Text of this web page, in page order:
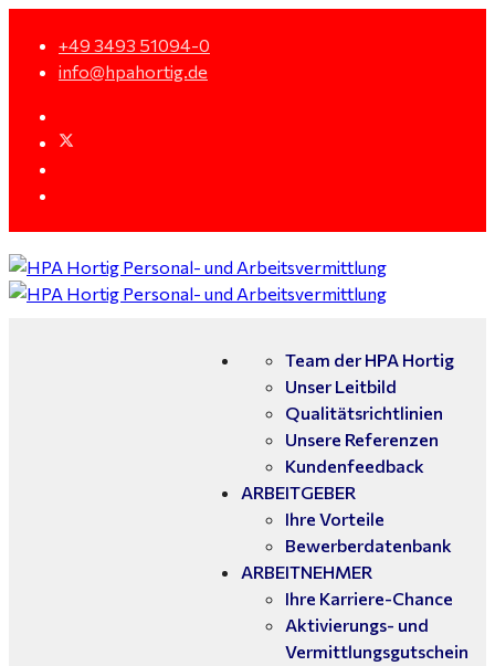
+49 3493 51094-0
info@hpahortig.de
Team der HPA Hortig
Unser Leitbild
Qualitätsrichtlinien
Unsere Referenzen
Kundenfeedback
ARBEITGEBER
Ihre Vorteile
Bewerberdatenbank
ARBEITNEHMER
Ihre Karriere-Chance
Aktivierungs- und
Vermittlungsgutschein